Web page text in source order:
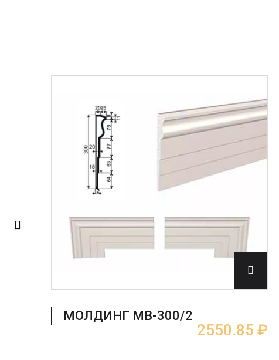
МОЛДИНГ МВ-300/2
2550.85 ₽